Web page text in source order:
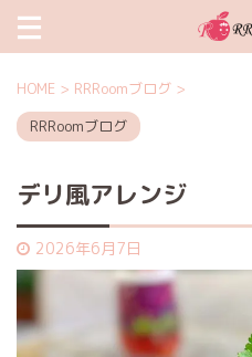
HOME > RRRoomブログ >
RRRoomブログ
デリ風アレンジ
2026年6月7日